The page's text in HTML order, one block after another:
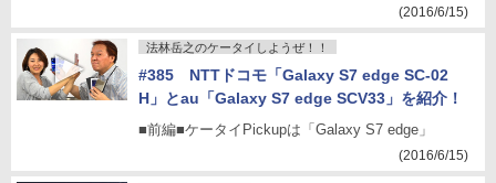
(2016/6/15)
法林岳之のケータイしようぜ！！
#385 NTTドコモ「Galaxy S7 edge SC-02
H」とau「Galaxy S7 edge SCV33」を紹介！
■前編■ケータイPickupは「Galaxy S7 edge」
(2016/6/15)